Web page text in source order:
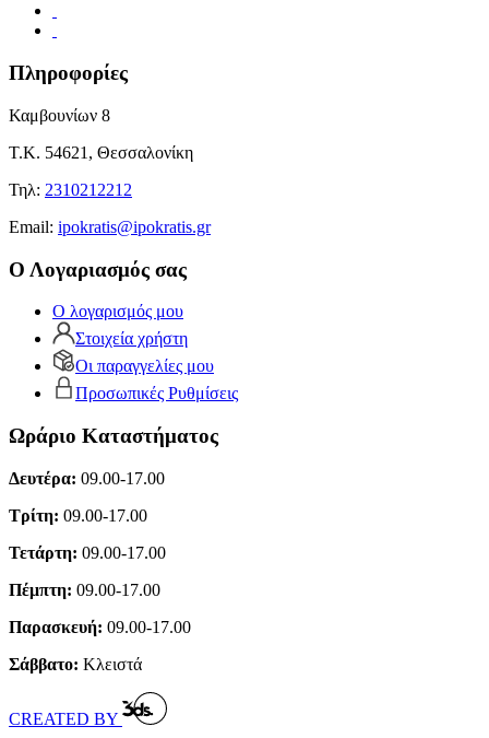
Πληροφορίες
Καμβουνίων 8
Τ.Κ. 54621, Θεσσαλονίκη
Τηλ: 2310212212
Εmail: ipokratis@ipokratis.gr
Ο Λογαριασμός σας
Ο λογαρισμός μου
Στοιχεία χρήστη
Οι παραγγελίες μου
Προσωπικές Ρυθμίσεις
Ωράριο Καταστήματος
Δευτέρα: 09.00-17.00
Τρίτη: 09.00-17.00
Τετάρτη: 09.00-17.00
Πέμπτη: 09.00-17.00
Παρασκευή: 09.00-17.00
Σάββατο: Κλειστά
CREATED BY